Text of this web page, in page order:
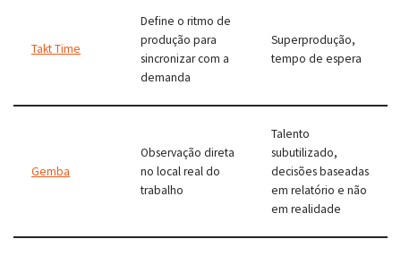
Takt Time
Define o ritmo de
produção para
sincronizar com a
demanda
Superprodução,
tempo de espera
Gemba
Observação direta
no local real do
trabalho
Talento
subutilizado,
decisões baseadas
em relatório e não
em realidade